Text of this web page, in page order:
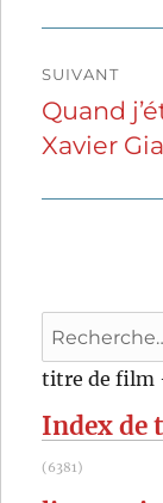
SUIVANT
Publication
suivante :
Quand
Xavier
Recherche
pour
:
titre de film
Index de
(6381)